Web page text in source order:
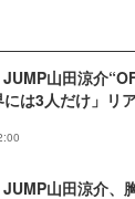
山田涼介
には3人だけ」リ
山田涼介、